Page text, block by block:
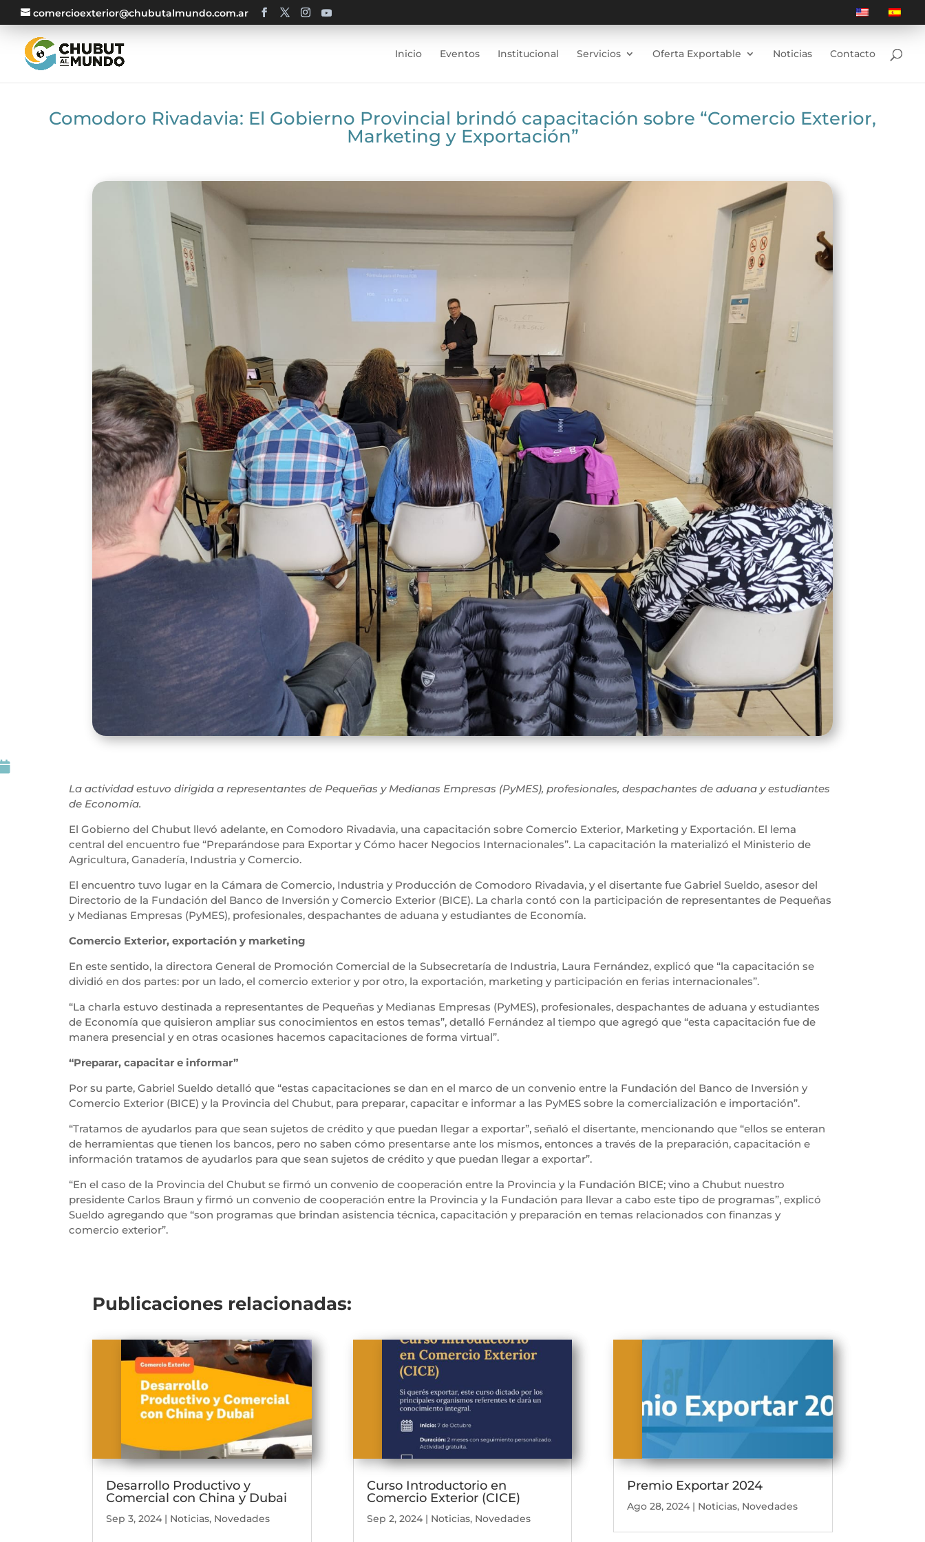
comercioexterior@chubutalmundo.com.ar
Inicio Eventos Institucional Servicios Oferta Exportable Noticias Contacto
Comodoro Rivadavia: El Gobierno Provincial brindó capacitación sobre “Comercio Exterior,
Marketing y Exportación”
La actividad estuvo dirigida a representantes de Pequeñas y Medianas Empresas (PyMES), profesionales, despachantes de aduana y estudiantes
de Economía.
El Gobierno del Chubut llevó adelante, en Comodoro Rivadavia, una capacitación sobre Comercio Exterior, Marketing y Exportación. El lema
central del encuentro fue “Preparándose para Exportar y Cómo hacer Negocios Internacionales”. La capacitación la materializó el Ministerio de
Agricultura, Ganadería, Industria y Comercio.
El encuentro tuvo lugar en la Cámara de Comercio, Industria y Producción de Comodoro Rivadavia, y el disertante fue Gabriel Sueldo, asesor del
Directorio de la Fundación del Banco de Inversión y Comercio Exterior (BICE). La charla contó con la participación de representantes de Pequeñas
y Medianas Empresas (PyMES), profesionales, despachantes de aduana y estudiantes de Economía.
Comercio Exterior, exportación y marketing
En este sentido, la directora General de Promoción Comercial de la Subsecretaría de Industria, Laura Fernández, explicó que “la capacitación se
dividió en dos partes: por un lado, el comercio exterior y por otro, la exportación, marketing y participación en ferias internacionales”.
“La charla estuvo destinada a representantes de Pequeñas y Medianas Empresas (PyMES), profesionales, despachantes de aduana y estudiantes
de Economía que quisieron ampliar sus conocimientos en estos temas”, detalló Fernández al tiempo que agregó que “esta capacitación fue de
manera presencial y en otras ocasiones hacemos capacitaciones de forma virtual”.
“Preparar, capacitar e informar”
Por su parte, Gabriel Sueldo detalló que “estas capacitaciones se dan en el marco de un convenio entre la Fundación del Banco de Inversión y
Comercio Exterior (BICE) y la Provincia del Chubut, para preparar, capacitar e informar a las PyMES sobre la comercialización e importación”.
“Tratamos de ayudarlos para que sean sujetos de crédito y que puedan llegar a exportar”, señaló el disertante, mencionando que “ellos se enteran
de herramientas que tienen los bancos, pero no saben cómo presentarse ante los mismos, entonces a través de la preparación, capacitación e
información tratamos de ayudarlos para que sean sujetos de crédito y que puedan llegar a exportar”.
“En el caso de la Provincia del Chubut se firmó un convenio de cooperación entre la Provincia y la Fundación BICE; vino a Chubut nuestro
presidente Carlos Braun y firmó un convenio de cooperación entre la Provincia y la Fundación para llevar a cabo este tipo de programas”, explicó
Sueldo agregando que “son programas que brindan asistencia técnica, capacitación y preparación en temas relacionados con finanzas y
comercio exterior”.
Publicaciones relacionadas:
Desarrollo Productivo y
Comercial con China y Dubai
Sep 3, 2024 | Noticias, Novedades
Curso Introductorio en
Comercio Exterior (CICE)
Sep 2, 2024| Noticias, Novedades
Premio Exportar 2024
Ago 28, 2024| Noticias, Novedades